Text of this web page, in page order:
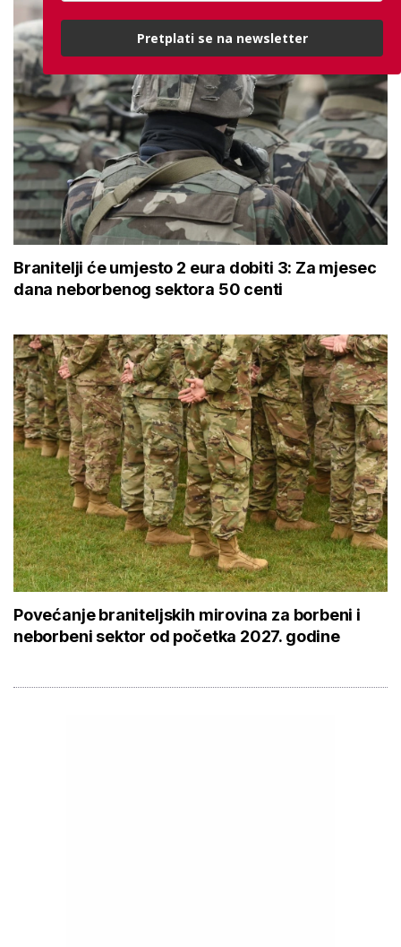
Branitelji će umjesto 2 eura dobiti 3: Za mjesec
dana neborbenog sektora 50 centi
Povećanje braniteljskih mirovina za borbeni i
neborbeni sektor od početka 2027. godine
Pretplati se na newsletter